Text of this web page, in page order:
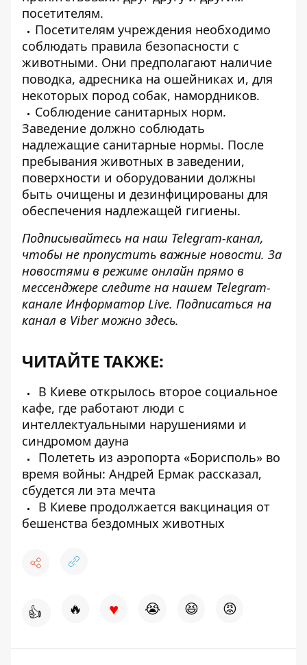
посетителям.
Посетителям учреждения необходимо
соблюдать правила безопасности с
животными. Они предполагают наличие
поводка, адресника на ошейниках и, для
некоторых пород собак, намордников.
Соблюдение санитарных норм.
Заведение должно соблюдать
надлежащие санитарные нормы. После
пребывания животных в заведении,
поверхности и оборудовании должны
быть очищены и дезинфицированы для
обеспечения надлежащей гигиены.
Подписывайтесь на наш Telegram-канал,
чтобы не пропустить важные новости. За
новостями в режиме онлайн прямо в
мессенджере следите на нашем Telegram-
канале Информатор Live. Подписаться на
канал в Viber можно здесь.
ЧИТАЙТЕ ТАКЖЕ:
В Киеве открылось второе социальное
кафе, где работают люди с
интеллектуальными нарушениями и
синдромом дауна
Полететь из аэропорта «Борисполь» во
время войны: Андрей Ермак рассказал,
сбудется ли эта мечта
В Киеве продолжается вакцинация от
бешенства бездомных животных
👍 🔥 ♥ 😭 😆 😡